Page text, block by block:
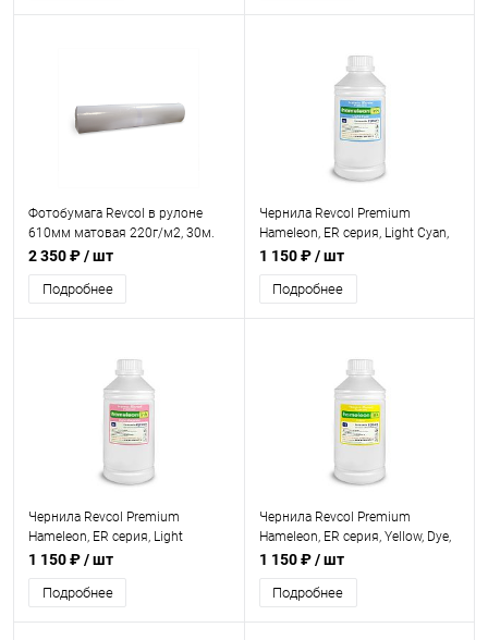
Фотобумага Revcol в рулоне
610мм матовая 220г/м2, 30м.
2 350 ₽/ шт
Подробнее
Чернила Revcol Premium
Hameleon, ER серия, Light Cyan,
Dye, 1л.
1 150 ₽/ шт
Подробнее
Чернила Revcol Premium
Hameleon, ER серия, Light
Magenta, Dye, 1л.
1 150 ₽/ шт
Подробнее
Чернила Revcol Premium
Hameleon, ER серия, Yellow, Dye,
1л.
1 150 ₽/ шт
Подробнее